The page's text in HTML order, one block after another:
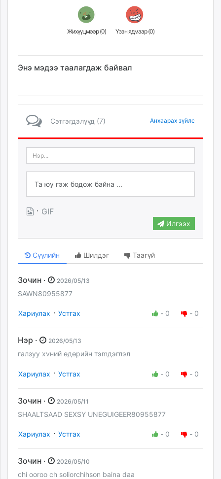
Жихүүцмээр (0) Үзэн ядмаар (0)
Энэ мэдээ таалагдаж байвал
Сэтгэгдэлүүд (7) Анхаарах зүйлс
· GIF
Илгээх
Сүүлийн Шилдэг Таагүй
Зочин · 2026/05/13
SAWN80955877
Хариулах · Устгах - 0 - 0
Hэp · 2026/05/13
гaлзуу xvний өдөpийн тэmдэглэл
Хариулах · Устгах - 0 - 0
Зочин · 2026/05/11
SHAALTSAAD SEXSY UNEGUIGEER80955877
Хариулах · Устгах - 0 - 0
Зочин · 2026/05/10
chi ooroo ch soliorchihson baina daa